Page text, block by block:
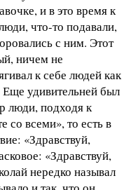
и в это время к
что-то подавали,
с ним. Этот
ничем не
к себе людей как
Еще удивительней был
люди, подходя к
со всеми», то есть в
«Здравствуй,
«Здравствуй,
нередко называл